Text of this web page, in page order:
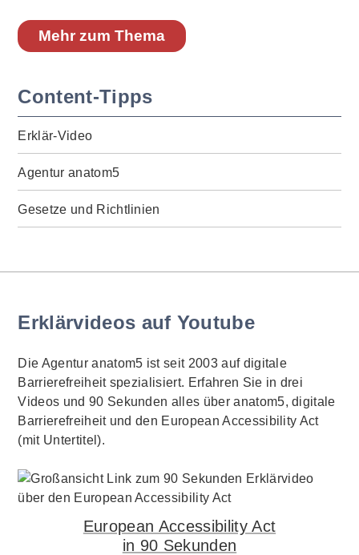
Mehr zum Thema
Content-Tipps
Erklär-Video
Agentur anatom5
Gesetze und Richtlinien
Erklärvideos auf Youtube
Die Agentur anatom5 ist seit 2003 auf digitale
Barrierefreiheit spezialisiert. Erfahren Sie in drei
Videos und 90 Sekunden alles über anatom5, digitale
Barrierefreiheit und den European Accessibility Act
(mit Untertitel).
European Accessibility Act
in 90 Sekunden